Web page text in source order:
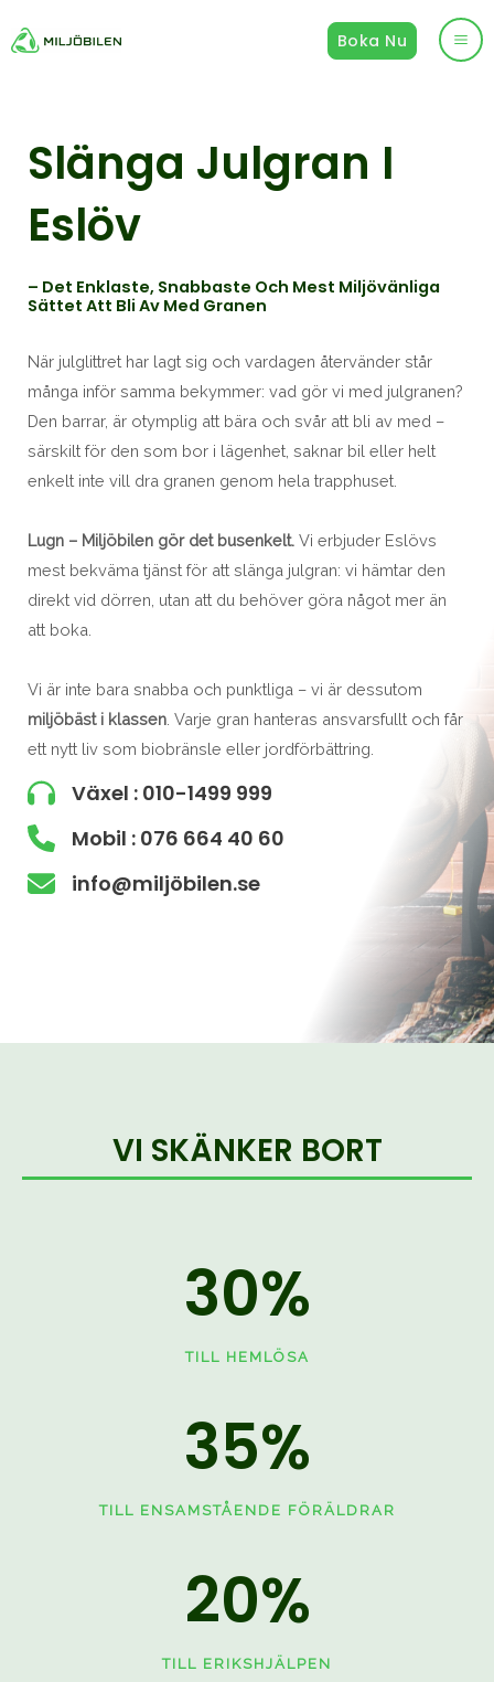
till
Boka Nu
Slänga Julgran I
Eslöv
– Det Enklaste, Snabbaste Och Mest Miljövänliga
Sättet Att Bli Av Med Granen
När julglittret har lagt sig och vardagen återvänder står
många inför samma bekymmer: vad gör vi med julgranen?
Den barrar, är otymplig att bära och svår att bli av med –
särskilt för den som bor i lägenhet, saknar bil eller helt
enkelt inte vill dra granen genom hela trapphuset.
Lugn – Miljöbilen gör det busenkelt. Vi erbjuder Eslövs
mest bekväma tjänst för att slänga julgran: vi hämtar den
direkt vid dörren, utan att du behöver göra något mer än
att boka.
Vi är inte bara snabba och punktliga – vi är dessutom
miljöbäst i klassen . Varje gran hanteras ansvarsfullt och får
ett nytt liv som biobränsle eller jordförbättring.
Växel : 010-1499 999
Mobil : 076 664 40 60
info@miljöbilen.se
VI SKÄNKER BORT
30%
TILL HEMLÖSA
35%
TILL ENSAMSTÅENDE FÖRÄLDRAR
20%
TILL ERIKSHJÄLPEN